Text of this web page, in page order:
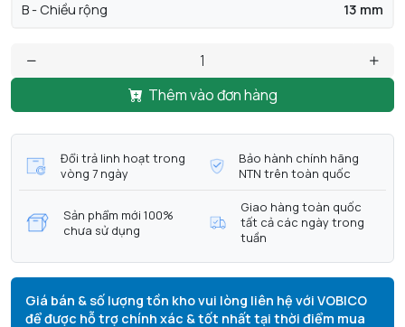
B - Chiều rộng 13 mm
Thêm vào đơn hàng
Đổi trả linh hoạt trong
vòng 7 ngày
Bảo hành chính hãng
NTN trên toàn quốc
Sản phẩm mới 100%
chưa sử dụng
Giao hàng toàn quốc
tất cả các ngày trong
tuần
Giá bán & số lượng tồn kho vui lòng liên hệ với VOBICO
để được hỗ trợ chính xác & tốt nhất tại thời điểm mua